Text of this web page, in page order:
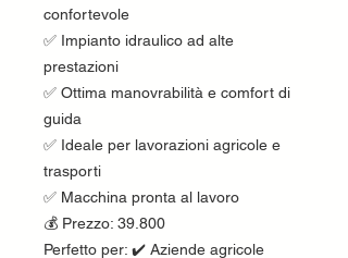
confortevole
✅ Impianto idraulico ad alte
prestazioni
✅ Ottima manovrabilità e comfort di
guida
✅ Ideale per lavorazioni agricole e
trasporti
✅ Macchina pronta al lavoro
💰 Prezzo: 39.800
Perfetto per: ✔️ Aziende agricole